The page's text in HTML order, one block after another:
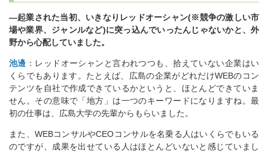
―起業された当初、いきなりレッドオーシャン(※競争の激しい市
場や業界、ジャンルなど)に突っ込んでいったんじゃないかと、外
野から心配していました。
池邊 ：レッドオーシャンと言われつつも、拾えていない企業はい
くらでもあります。たとえば、広島の企業がどれだけWEBのコン
テンツを自社で作成できているかというと、ほとんどできていま
せん。その意味で「地方」は一つのキーワードになりますね。最
初の仕事は、広島大学の先輩からもらいました。
また、WEBコンサルやCEOコンサルを名乗る人はいくらでもいる
のですが、成果を出せている人はほとんどいないと感じていまし